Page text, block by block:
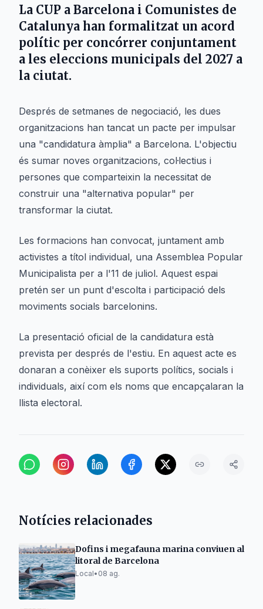
La CUP a Barcelona i Comunistes de
Catalunya han formalitzat un acord
polític per concórrer conjuntament
a les eleccions municipals del 2027 a
la ciutat.
Després de setmanes de negociació, les dues
organitzacions han tancat un pacte per impulsar
una "candidatura àmplia" a Barcelona. L'objectiu
és sumar noves organitzacions, col·lectius i
persones que comparteixin la necessitat de
construir una "alternativa popular" per
transformar la ciutat.
Les formacions han convocat, juntament amb
activistes a títol individual, una Assemblea Popular
Municipalista per a l'11 de juliol. Aquest espai
pretén ser un punt d'escolta i participació dels
moviments socials barcelonins.
La presentació oficial de la candidatura està
prevista per després de l'estiu. En aquest acte es
donaran a conèixer els suports polítics, socials i
individuals, així com els noms que encapçalaran la
llista electoral.
Notícies relacionades
Dofins i megafauna marina conviuen al
litoral de Barcelona
Local• 08 ag.